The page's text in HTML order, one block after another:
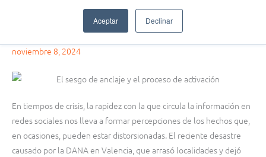
Aceptar Declinar
noviembre 8, 2024
En tiempos de crisis, la rapidez con la que circula la información en
redes sociales nos lleva a formar percepciones de los hechos que,
en ocasiones, pueden estar distorsionadas. El reciente desastre
causado por la DANA en Valencia, que arrasó localidades y dejó